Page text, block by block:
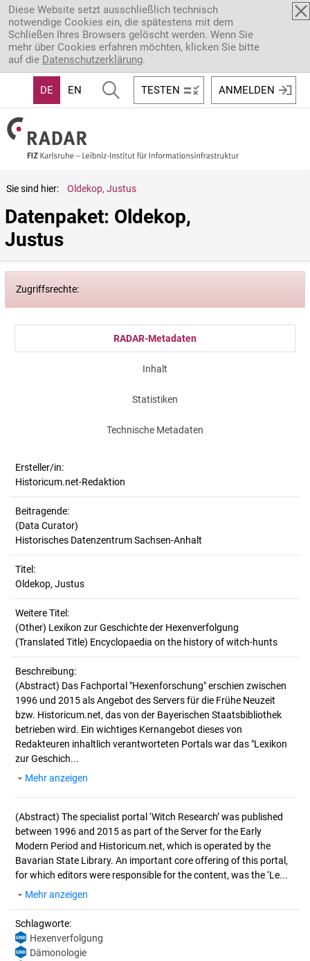
Direkt zum Inhalt
Diese Website setzt ausschließlich technisch
notwendige Cookies ein, die spätestens mit dem
Schließen Ihres Browsers gelöscht werden. Wenn Sie
mehr über Cookies erfahren möchten, klicken Sie bitte
auf die Datenschutzerklärung.
DE EN TESTEN ANMELDEN
Sie sind hier: Oldekop, Justus
Datenpaket: Oldekop,
Justus
Zugriffsrechte:
RADAR-Metadaten
Inhalt
Statistiken
Technische Metadaten
Ersteller/in:
Historicum.net-Redaktion
Beitragende:
(Data Curator)
Historisches Datenzentrum Sachsen-Anhalt
Titel:
Oldekop, Justus
Weitere Titel:
(Other) Lexikon zur Geschichte der Hexenverfolgung
(Translated Title) Encyclopaedia on the history of witch-hunts
Beschreibung:
(Abstract) Das Fachportal "Hexenforschung" erschien zwischen
1996 und 2015 als Angebot des Servers für die Frühe Neuzeit
bzw. Historicum.net, das von der Bayerischen Staatsbibliothek
betrieben wird. Ein wichtiges Kernangebot dieses von
Redakteuren inhaltlich verantworteten Portals war das "Lexikon
zur Geschich...
Mehr anzeigen
(Abstract) The specialist portal ‘Witch Research’ was published
between 1996 and 2015 as part of the Server for the Early
Modern Period and Historicum.net, which is operated by the
Bavarian State Library. An important core offering of this portal,
for which editors were responsible for the content, was the ‘Le...
Mehr anzeigen
Schlagworte:
Hexenverfolgung
Dämonologie